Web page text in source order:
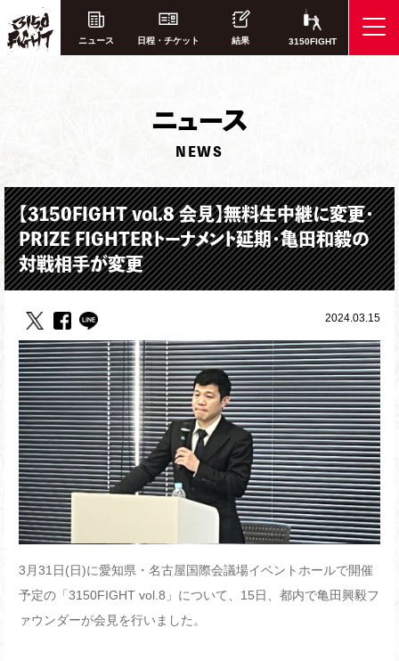
ニュース 日程・チケット 結果 3150FIGHT
ニュース
NEWS
【3150FIGHT vol.8 会見】無料生中継に変更・
PRIZE FIGHTERトーナメント延期・亀田和毅の
対戦相手が変更
2024.03.15
3月31日(日)に愛知県・名古屋国際会議場イベントホールで開催
予定の「3150FIGHT vol.8」について、15日、都内で亀田興毅フ
ァウンダーが会見を行いました。